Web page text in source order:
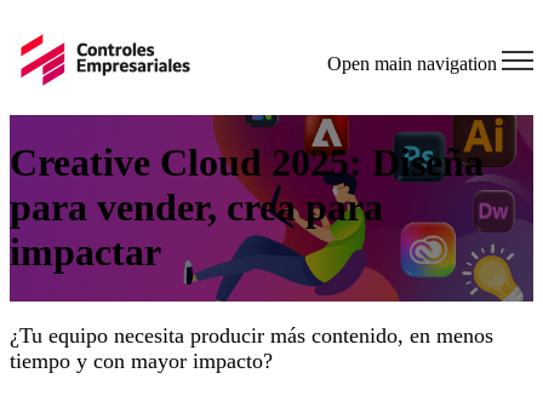
Open main navigation
Creative Cloud 2025: Diseña
para vender, crea para
impactar
¿Tu equipo necesita producir más contenido, en menos
tiempo y con mayor impacto?